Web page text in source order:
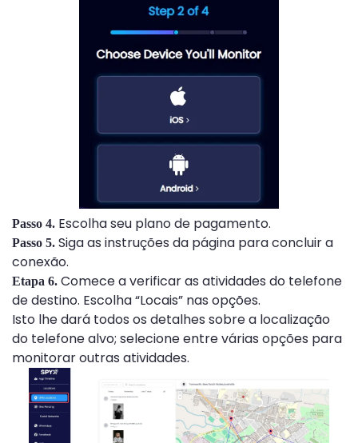
Passo 4. Escolha seu plano de pagamento.
Passo 5. Siga as instruções da página para concluir a
conexão.
Etapa 6. Comece a verificar as atividades do telefone
de destino. Escolha “Locais” nas opções.
Isto lhe dará todos os detalhes sobre a localização
do telefone alvo; selecione entre várias opções para
monitorar outras atividades.